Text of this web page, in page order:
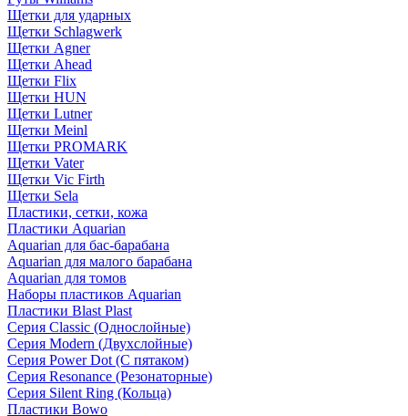
Щетки для ударных
Щетки Schlagwerk
Щетки Agner
Щетки Ahead
Щетки Flix
Щетки HUN
Щетки Lutner
Щетки Meinl
Щетки PROMARK
Щетки Vater
Щетки Vic Firth
Щетки Sela
Пластики, сетки, кожа
Пластики Aquarian
Aquarian для бас-барабана
Aquarian для малого барабана
Aquarian для томов
Наборы пластиков Aquarian
Пластики Blast Plast
Серия Classic (Однослойные)
Серия Modern (Двухслойные)
Серия Power Dot (С пятаком)
Серия Resonance (Резонаторные)
Серия Silent Ring (Кольца)
Пластики Bowo